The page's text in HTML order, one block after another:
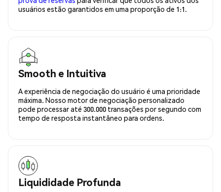
usuários estão garantidos em uma proporção de 1:1.
Smooth e Intuitiva
A experiência de negociação do usuário é uma prioridade
máxima. Nosso motor de negociação personalizado
pode processar até 300.000 transações por segundo com
tempo de resposta instantâneo para ordens.
Liquididade Profunda